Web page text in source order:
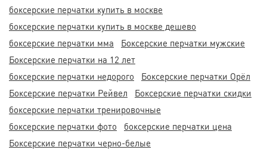
боксерские перчатки купить в москве
боксерские перчатки купить в москве дешево
боксерские перчатки мма
Боксерские перчатки мужские
Боксерские перчатки на 12 лет
боксерские перчатки недорого
Боксерские перчатки Орёл
Боксерские перчатки Рейвел
Боксерские перчатки скидки
боксерские перчатки тренировочные
боксерские перчатки фото
боксерские перчатки цена
Боксерские перчатки черно-белые